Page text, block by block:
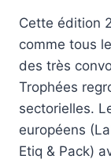
Cette édition
comme tous
des très
Trophées
sectorielles.
européens
Etiq & Pack)